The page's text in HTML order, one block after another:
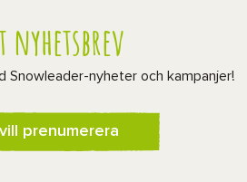
nyhetsbrev
Snowleader-nyheter och kampanjer!
prenumerera